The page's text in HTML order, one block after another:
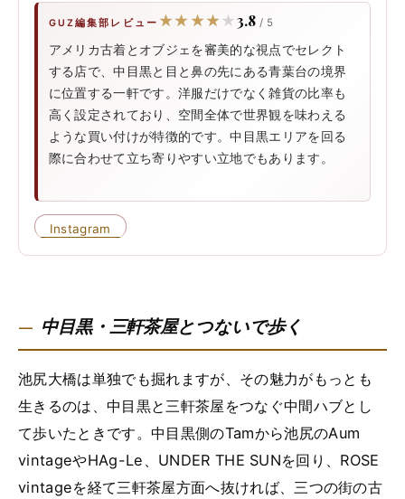
GUZ編集部レビュー ★★★★★
★★★★★ 3.8 / 5
アメリカ古着とオブジェを審美的な視点でセレクト
する店で、中目黒と目と鼻の先にある青葉台の境界
に位置する一軒です。洋服だけでなく雑貨の比率も
高く設定されており、空間全体で世界観を味わえる
ような買い付けが特徴的です。中目黒エリアを回る
際に合わせて立ち寄りやすい立地でもあります。
Instagram
中目黒・三軒茶屋とつないで歩く
池尻大橋は単独でも掘れますが、その魅力がもっとも
生きるのは、中目黒と三軒茶屋をつなぐ中間ハブとし
て歩いたときです。中目黒側のTamから池尻のAum
vintageやHAg-Le、UNDER THE SUNを回り、ROSE
vintageを経て三軒茶屋方面へ抜ければ、三つの街の古